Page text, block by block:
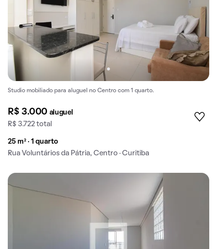
Studio mobiliado para aluguel no Centro com 1 quarto.
R$ 3.000 aluguel
R$ 3.722 total
25 m² · 1 quarto
Rua Voluntários da Pátria, Centro · Curitiba